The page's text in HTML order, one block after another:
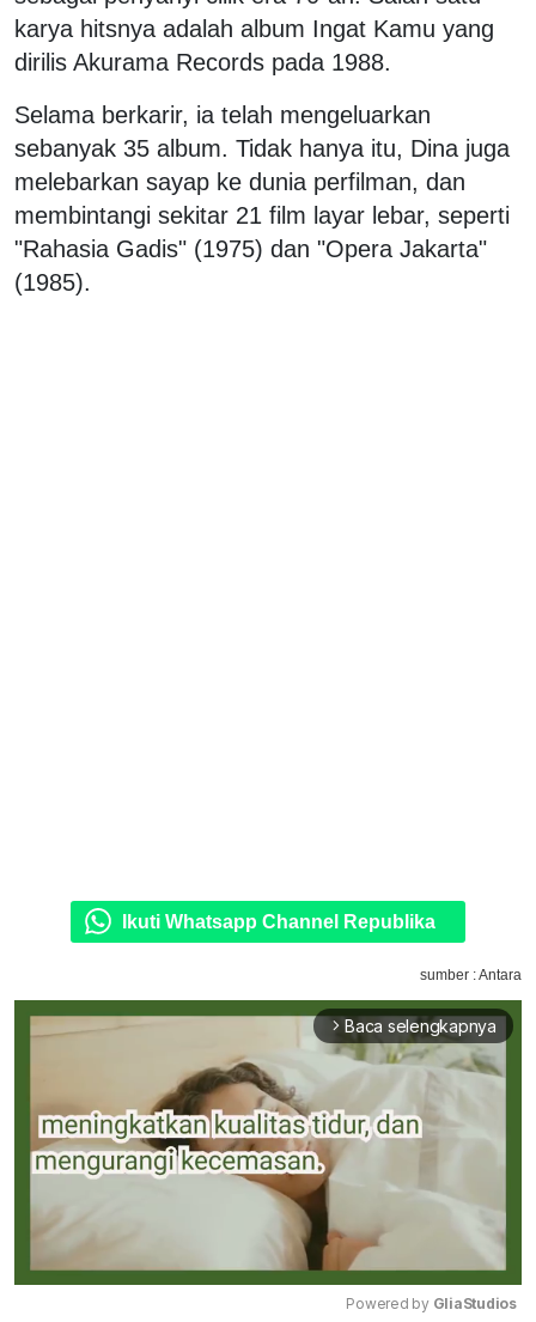
karya hitsnya adalah album Ingat Kamu yang
dirilis Akurama Records pada 1988.
Selama berkarir, ia telah mengeluarkan
sebanyak 35 album. Tidak hanya itu, Dina juga
melebarkan sayap ke dunia perfilman, dan
membintangi sekitar 21 film layar lebar, seperti
"Rahasia Gadis" (1975) dan "Opera Jakarta"
(1985).
Ikuti Whatsapp Channel Republika
sumber : Antara
arrow_forward_ios Baca selengkapnya
Powered by GliaStudios